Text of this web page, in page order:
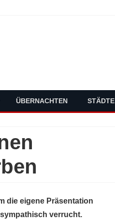
to
ÜBERNACHTEN STÄDTE
die eigene Präsentation
verrucht.